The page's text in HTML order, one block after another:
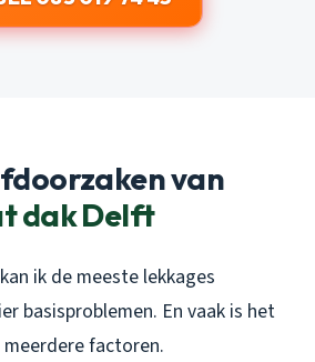
van
dak Delft
ik de meeste lekkages
basisproblemen. En vaak is het
factoren.